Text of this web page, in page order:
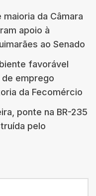
da Câmara
apoio à
ao Senado
favorável
emprego
da Fecomércio
ponte na BR-235
pelo